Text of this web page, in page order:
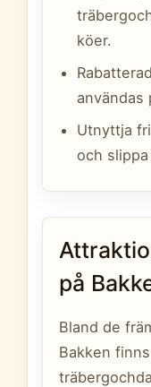
köer.
användas
Utnyttja
och
på
Bland de
Bakken